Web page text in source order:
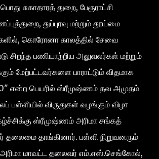
சுகாதாரத் துறை, பேரூராட்சி
துப்புரவு மற்றும் தூய்மை
கொரோனா காலத்தில் சேவை
சிறந்த பணியாற்றிய அலுவலர்கள் மற்றும்
மேற்பட்டவர்களை பாராட்டும் விதமாக
என்ற பெயரில் ஸ்ரீமுஷ்ணம் தவ அமுதம்
பள்ளியில் விருதுகள் வழங்கும் விழா
ஸ்ரீமுஷ்ணம் அரிமா சங்கத்
தலைமை தாங்கினார். பள்ளி நிறுவனரும்
அரிமா மாவட்ட தலைவர் எம்.எஸ்.செங்கோல்,